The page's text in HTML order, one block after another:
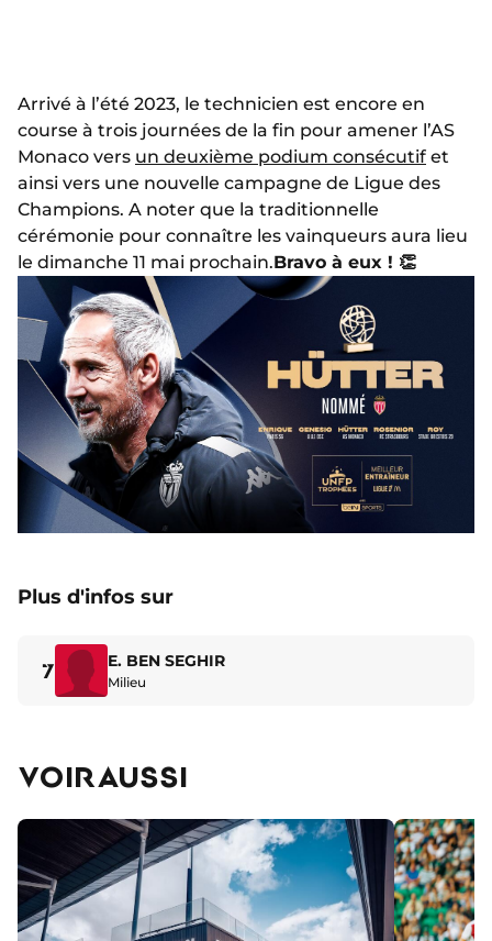
Arrivé à l’été 2023, le technicien est encore en
course à trois journées de la fin pour amener l’AS
Monaco vers un deuxième podium consécutif et
ainsi vers une nouvelle campagne de Ligue des
Champions. A noter que la traditionnelle
cérémonie pour connaître les vainqueurs aura lieu
le dimanche 11 mai prochain.Bravo à eux ! 👏
Plus d'infos sur
7 E. BEN SEGHIR
Milieu
VOIR AUSSI